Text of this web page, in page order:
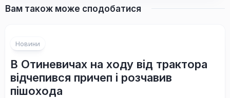
Вам також може сподобатися
Новини
В Отиневичах на ходу від трактора
відчепився причеп і розчавив
пішохода